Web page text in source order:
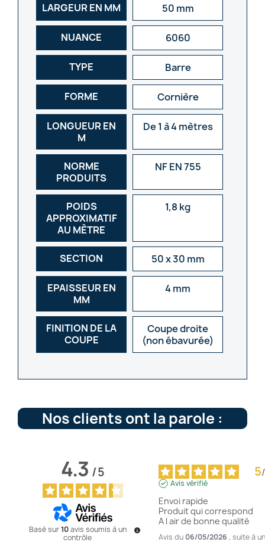
LARGEUR EN MM 50 mm
NUANCE 6060
TYPE Barre
FORME Cornière
LONGUEUR EN
M
De 1 à 4 mètres
NORME
PRODUITS
NF EN 755
POIDS
APPROXIMATIF
AU MÈTRE
1,8 kg
SECTION 50 x 30 mm
EPAISSEUR EN
MM
4 mm
FINITION DE LA
COUPE
Coupe droite
(non ébavurée)
Nos clients ont la parole :
4.3/5
Basé sur10 avis soumis à un
contrôle
5/
Avis vérifié
Envoi rapide
Produit qui correspond
A l air de bonne qualité
Avis du 06/05/2026 , suite à